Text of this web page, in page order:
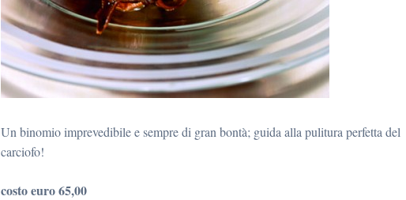
Un binomio imprevedibile e sempre di gran bontà; guida alla pulitura perfetta del
carciofo!
costo euro65,00